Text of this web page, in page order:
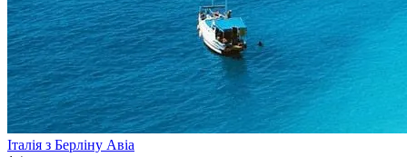
Італія з Берліну Авіа